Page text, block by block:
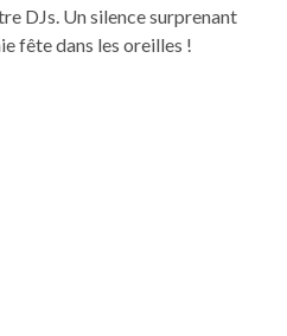
DJs. Un silence surprenant
fête dans les oreilles !